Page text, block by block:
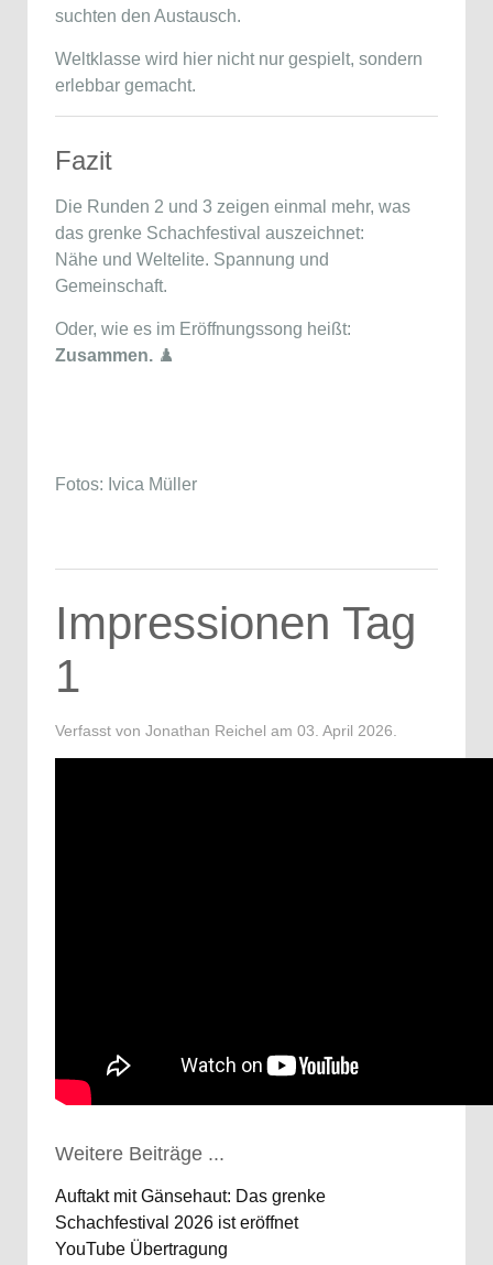
suchten den Austausch.
Weltklasse wird hier nicht nur gespielt, sondern
erlebbar gemacht.
Fazit
Die Runden 2 und 3 zeigen einmal mehr, was
das grenke Schachfestival auszeichnet:
Nähe und Weltelite. Spannung und
Gemeinschaft.
Oder, wie es im Eröffnungssong heißt:
Zusammen. ♟️
Fotos: Ivica Müller
Impressionen Tag
1
Verfasst von Jonathan Reichel am 03. April 2026
Weitere Beiträge ...
Auftakt mit Gänsehaut: Das grenke
Schachfestival 2026 ist eröffnet
YouTube Übertragung